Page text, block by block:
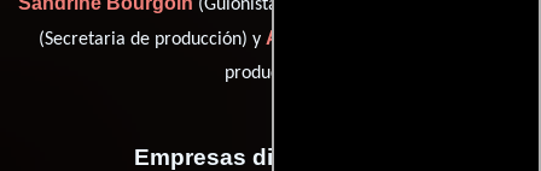
(Guionista supervisor),
(Secretaria de producción) y Audrey Thiery
producción)
Empresas distribuidoras